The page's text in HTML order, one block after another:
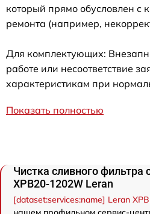
который прямо обусловлен с
ремонта (например,
Для комплектующих:
работе или несоответствие
характеристикам при
Показать полностью
Чистка сливного
XPB20-1202W Leran
[dataset:services:name] Leran